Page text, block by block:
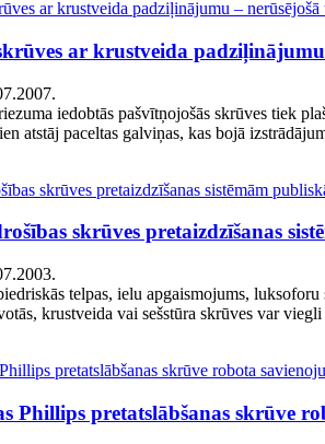
ar krustveida
iedobtās pašvītņojošās skrūves tiek
atstāj paceltas galviņas, kas bojā
skrūves pretaizdzīšanas
telpas, ielu apgaismojums,
krustveida vai sešstūra skrūves var
Phillips pretatslābšanas skrūve